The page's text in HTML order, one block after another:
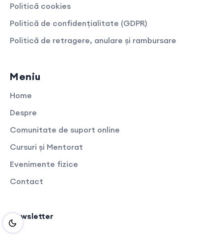
Politică cookies
Politică de confidențialitate (GDPR)
Politică de retragere, anulare și rambursare
Meniu
Home
Despre
Comunitate de suport online
Cursuri și Mentorat
Evenimente fizice
Contact
Newsletter